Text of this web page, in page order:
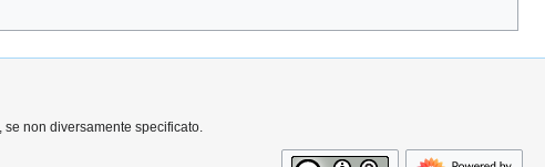
, se non diversamente specificato.